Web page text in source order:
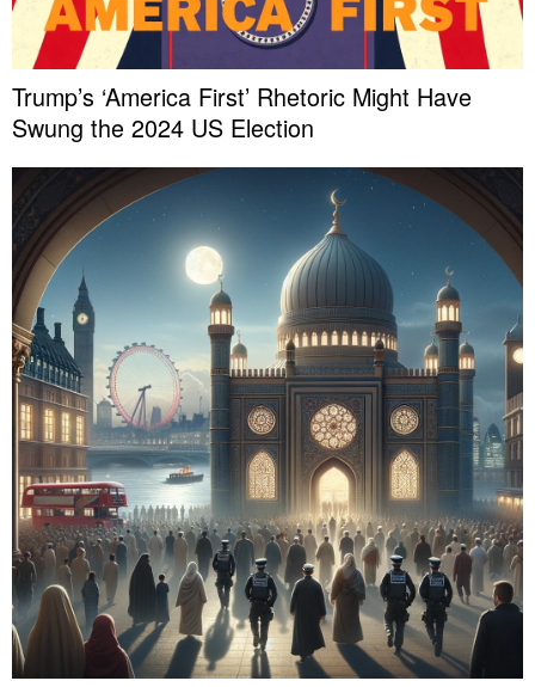
Trump’s ‘America First’ Rhetoric Might Have
Swung the 2024 US Election